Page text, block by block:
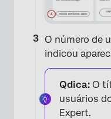
O número de
indicou
Qdica: O
usuários
Expert.